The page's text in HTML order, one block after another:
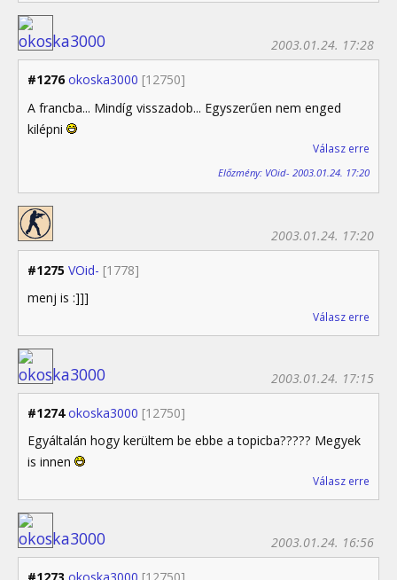
#1276 okoska3000 [12750]
2003.01.24. 17:28
A francba... Mindíg visszadob... Egyszerűen nem enged
kilépni
Válasz erre
Előzmény: VOid- 2003.01.24. 17:20
#1275 VOid- [1778]
2003.01.24. 17:20
menj is :]]]
Válasz erre
#1274 okoska3000 [12750]
2003.01.24. 17:15
Egyáltalán hogy kerültem be ebbe a topicba????? Megyek
is innen
Válasz erre
2003.01.24. 16:56